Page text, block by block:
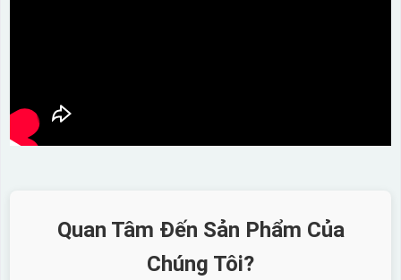
Quan Tâm Đến Sản Phẩm Của
Chúng Tôi?